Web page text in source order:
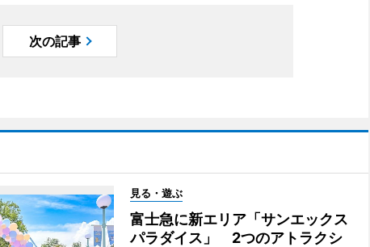
次の記事
見る・遊ぶ
富士急に新エリア「サンエックス
パラダイス」 2つのアトラクシ